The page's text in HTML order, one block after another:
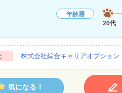
年齢層
20代
株式会社綜合キャリアオプショ
気になる！